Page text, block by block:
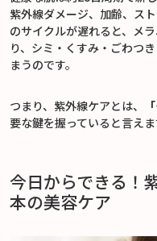
紫外線ダメージ、加齢、ス
のサイクルが遅れると、メ
り、シミ・くすみ・ごわつ
まうのです。
つまり、紫外線ケアとは、
要な鍵を握っていると言えま
今日からできる！
本の美容ケア